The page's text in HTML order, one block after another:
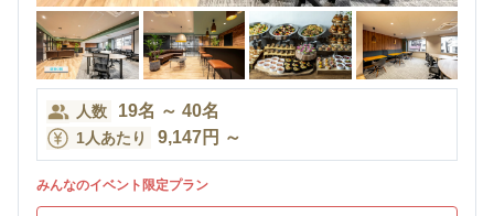
人数 19名 ～ 40名
1人あたり 9,147円 ～
みんなのイベント限定プラン